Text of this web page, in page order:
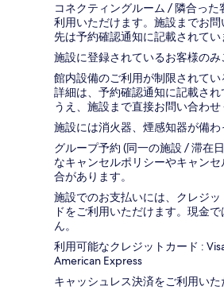
コネクティングルーム / 隣合っ
利用いただけます。施設までお
先は予約確認通知に記載されてい
施設に登録されているお客様のみ
館内設備のご利用が制限されてい
詳細は、予約確認通知に記載さ
うえ、施設まで直接お問い合わせ
施設には消火器、煙感知器が備わ
グループ予約 (同一の施設 / 滞在
なキャンセルポリシーやキャン
合があります。
施設でのお支払いには、クレジ
ドをご利用いただけます。現金
ん。
利用可能なクレジットカード :
American Express
キャッシュレス決済をご利用いた